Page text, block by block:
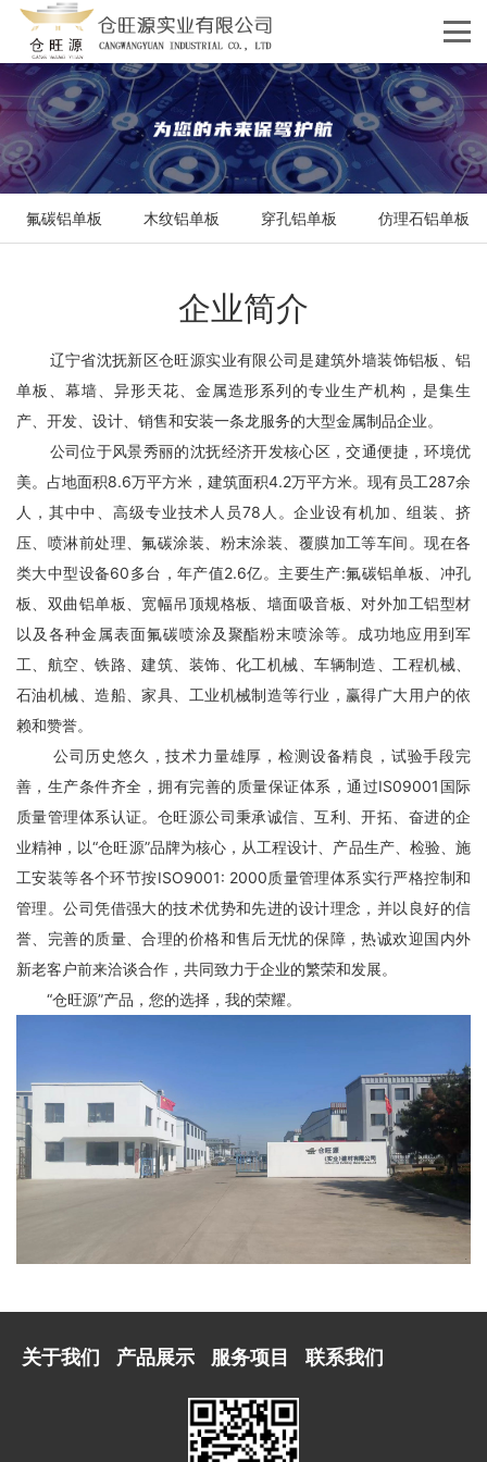
氟碳铝单板 木纹铝单板 穿孔铝单板 仿理石铝单板
企业简介
辽宁省沈抚新区仓旺源实业有限公司是建筑外墙装饰铝板、铝
单板、幕墙、异形天花、金属造形系列的专业生产机构，是集生
产、开发、设计、销售和安装一条龙服务的大型金属制品企业。
公司位于风景秀丽的沈抚经济开发核心区，交通便捷，环境优
美。占地面积8.6万平方米，建筑面积4.2万平方米。现有员工287余
人，其中中、高级专业技术人员78人。企业设有机加、组装、挤
压、喷淋前处理、氟碳涂装、粉末涂装、覆膜加工等车间。现在各
类大中型设备60多台，年产值2.6亿。主要生产:氟碳铝单板、冲孔
板、双曲铝单板、宽幅吊顶规格板、墙面吸音板、对外加工铝型材
以及各种金属表面氟碳喷涂及聚酯粉末喷涂等。成功地应用到军
工、航空、铁路、建筑、装饰、化工机械、车辆制造、工程机械、
石油机械、造船、家具、工业机械制造等行业，赢得广大用户的依
赖和赞誉。
公司历史悠久，技术力量雄厚，检测设备精良，试验手段完
善，生产条件齐全，拥有完善的质量保证体系，通过IS09001国际
质量管理体系认证。仓旺源公司秉承诚信、互利、开拓、奋进的企
业精神，以“仓旺源”品牌为核心，从工程设计、产品生产、检验、施
工安装等各个环节按ISO9001: 2000质量管理体系实行严格控制和
管理。公司凭借强大的技术优势和先进的设计理念，并以良好的信
誉、完善的质量、合理的价格和售后无忧的保障，热诚欢迎国内外
新老客户前来洽谈合作，共同致力于企业的繁荣和发展。
“仓旺源”产品，您的选择，我的荣耀。
关于我们 产品展示 服务项目 联系我们